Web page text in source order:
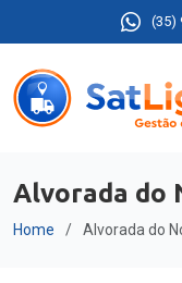
(35)
Alvorada do
Home Alvorada do